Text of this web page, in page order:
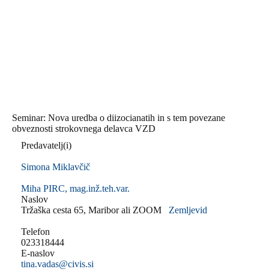
Seminar: Nova uredba o diizocianatih in s tem povezane
obveznosti strokovnega delavca VZD
Predavatelj(i)
Simona Miklavčič
Miha PIRC, mag.inž.teh.var.
Naslov
Tržaška cesta 65, Maribor ali ZOOM Zemljevid
Telefon
023318444
E-naslov
tina.vadas@civis.si